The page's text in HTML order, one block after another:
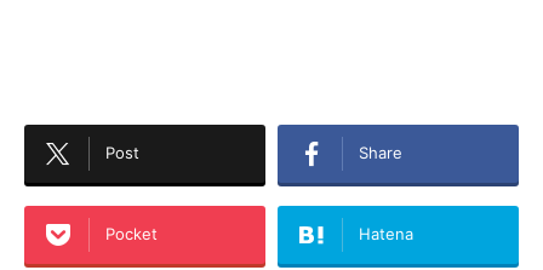
Post Share
Pocket Hatena